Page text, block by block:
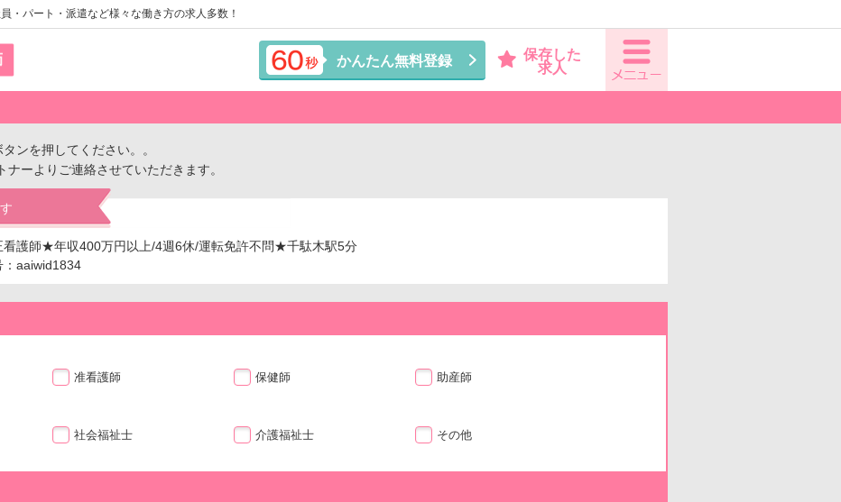
・パート・派遣など様々な働き方の求人多数！
かんたん無料登録
保存した
求人
ンを押してください。。
ーよりご連絡させていただきます。
看護師★年収400万円以上/4週6休/運転免許不問★千駄木駅5分
：aaiwid1834
准看護師 保健師 助産師
社会福祉士 介護福祉士 その他